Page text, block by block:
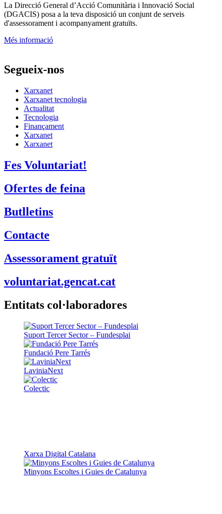
La Direcció General d’Acció Comunitària i Innovació Social
(DGACIS) posa a la teva disposició un conjunt de serveis
d'assessorament i acompanyament gratuïts.
Més informació
Segueix-nos
Xarxanet
Xarxanet tecnologia
Actualitat
Tecnologia
Finançament
Xarxanet
Xarxanet
Fes Voluntariat!
Ofertes de feina
Butlletins
Contacte
Assessorament gratuït
voluntariat.gencat.cat
Entitats col·laboradores
Suport Tercer Sector – Fundesplai
Fundació Pere Tarrés
LaviniaNext
Colectic
Xarxa Digital Catalana
Minyons Escoltes i Guies de Catalunya